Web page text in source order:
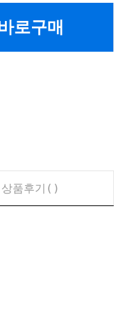
로구매
상품후기( )